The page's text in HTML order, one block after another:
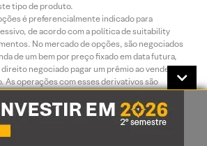
tipo de produto.
é preferencialmente indicado para
de acordo com a política de suitability
No mercado de opções, são negociados
de um bem por preço fixado em data futura,
negociado pagar um prêmio ao vendedor tal
As operações com esses derivativos são
apresentarem a possibilidade de perdas
A duração recomendada para o investimento
do cliente não está garantido neste tipo de